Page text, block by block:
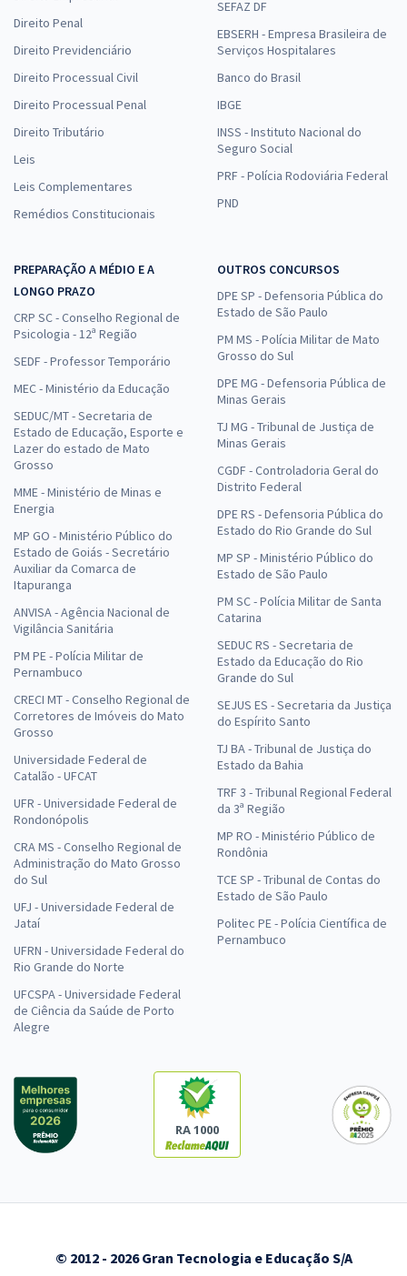
Direito Penal
Direito Previdenciário
Direito Processual Civil
Direito Processual Penal
Direito Tributário
Leis
Leis Complementares
Remédios Constitucionais
SEFAZ DF
EBSERH - Empresa Brasileira de
Serviços Hospitalares
Banco do Brasil
IBGE
INSS - Instituto Nacional do
Seguro Social
PRF - Polícia Rodoviária Federal
PND
PREPARAÇÃO A MÉDIO E A
LONGO PRAZO
CRP SC - Conselho Regional de
Psicologia - 12ª Região
SEDF - Professor Temporário
MEC - Ministério da Educação
SEDUC/MT - Secretaria de
Estado de Educação, Esporte e
Lazer do estado de Mato
Grosso
MME - Ministério de Minas e
Energia
MP GO - Ministério Público do
Estado de Goiás - Secretário
Auxiliar da Comarca de
Itapuranga
ANVISA - Agência Nacional de
Vigilância Sanitária
PM PE - Polícia Militar de
Pernambuco
CRECI MT - Conselho Regional de
Corretores de Imóveis do Mato
Grosso
Universidade Federal de
Catalão - UFCAT
UFR - Universidade Federal de
Rondonópolis
CRA MS - Conselho Regional de
Administração do Mato Grosso
do Sul
UFJ - Universidade Federal de
Jataí
UFRN - Universidade Federal do
Rio Grande do Norte
UFCSPA - Universidade Federal
de Ciência da Saúde de Porto
Alegre
OUTROS CONCURSOS
DPE SP - Defensoria Pública do
Estado de São Paulo
PM MS - Polícia Militar de Mato
Grosso do Sul
DPE MG - Defensoria Pública de
Minas Gerais
TJ MG - Tribunal de Justiça de
Minas Gerais
CGDF - Controladoria Geral do
Distrito Federal
DPE RS - Defensoria Pública do
Estado do Rio Grande do Sul
MP SP - Ministério Público do
Estado de São Paulo
PM SC - Polícia Militar de Santa
Catarina
SEDUC RS - Secretaria de
Estado da Educação do Rio
Grande do Sul
SEJUS ES - Secretaria da Justiça
do Espírito Santo
TJ BA - Tribunal de Justiça do
Estado da Bahia
TRF 3 - Tribunal Regional Federal
da 3ª Região
MP RO - Ministério Público de
Rondônia
TCE SP - Tribunal de Contas do
Estado de São Paulo
Politec PE - Polícia Científica de
Pernambuco
RA 1000
© 2012 - 2026 Gran Tecnologia e Educação S/A